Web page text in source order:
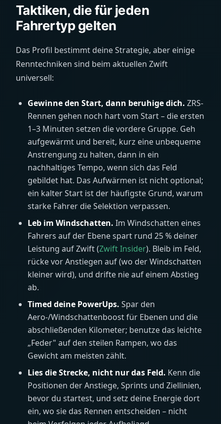
Taktiken, die für jeden
Fahrertyp gelten
Das Profil bestimmt deine Strategie, aber einige
Renntechniken sind beim aktuellen Zwift
universell:
Gewinne den Start, dann beruhige dich. ZRS-
Rennen gehen noch hart vom Start – die ersten
1–3 Minuten setzen die vordere Gruppe. Geh
aufgewärmt und bereit, kurz eine unbequeme
Anstrengung zu halten, dann in ein
nachhaltiges Tempo, wenn sich das Feld
gebildet hat. Das Aufwärmen ist nicht optional;
ein kalter Start ist der häufigste Grund, warum
starke Fahrer die Selektion verpassen.
Leb im Windschatten. Im Windschatten eines
Fahrers auf der Ebene spart rund 25 % deiner
Leistung auf Zwift (Zwift Insider). Bleib im Feld,
rücke vor Anstiegen auf (wo der Windschatten
kleiner wird), und drifte nie auf einem Abstieg
ab.
Timed deine PowerUps. Spar den
Aero-/Windschattenboost für Ebenen und die
abschließenden Kilometer; benutze das leichte
„Feder" auf den steilen Rampen, wo das
Gewicht am meisten zählt.
Lies die Strecke, nicht nur das Feld. Kenn die
Positionen der Anstiege, Sprints und Ziellinien,
bevor du startest, und setz deine Energie dort
ein, wo sie das Rennen entscheiden – nicht